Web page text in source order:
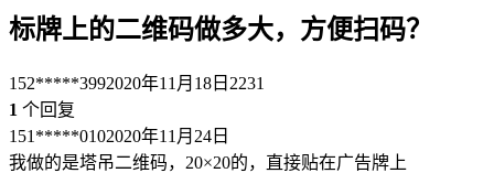
标牌上的二维码做多大，方便扫码？
152*****3992020年11月18日 2231
1 个回复
151*****0102020年11月24日
我做的是塔吊二维码，20×20的，直接贴在广告牌上